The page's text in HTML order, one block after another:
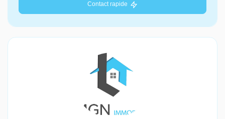
Contact rapide